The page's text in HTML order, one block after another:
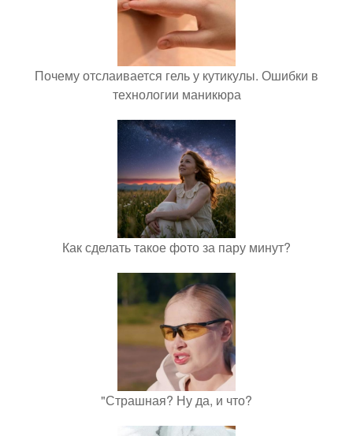
Почему отслаивается гель у кутикулы. Ошибки в
технологии маникюра
Как сделать такое фото за пару минут?
"Страшная? Ну да, и что?